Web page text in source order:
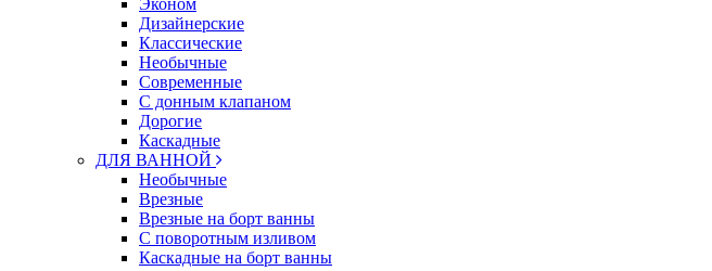
Эконом
Дизайнерские
Классические
Необычные
Современные
С донным клапаном
Дорогие
Каскадные
ДЛЯ ВАННОЙ
Необычные
Врезные
Врезные на борт ванны
С поворотным изливом
Каскадные на борт ванны